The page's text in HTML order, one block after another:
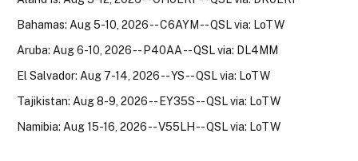
Bahamas: Aug 5-10, 2026 -- C6AYM -- QSL via: LoTW
Aruba: Aug 6-10, 2026 -- P40AA -- QSL via: DL4MM
El Salvador: Aug 7-14, 2026 -- YS -- QSL via: LoTW
Tajikistan: Aug 8-9, 2026 -- EY35S -- QSL via: LoTW
Namibia: Aug 15-16, 2026 -- V55LH -- QSL via: LoTW